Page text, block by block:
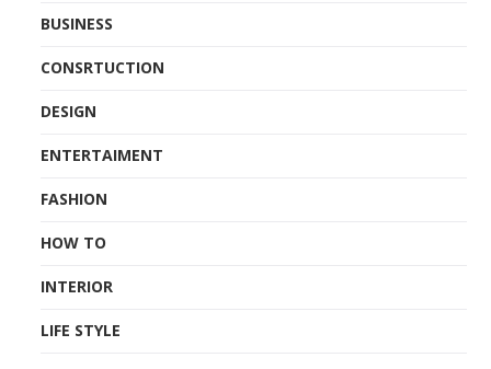
BUSINESS
CONSRTUCTION
DESIGN
ENTERTAIMENT
FASHION
HOW TO
INTERIOR
LIFE STYLE